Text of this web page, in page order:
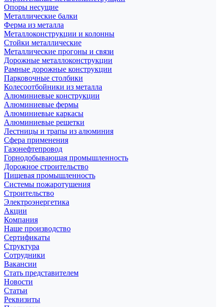
Опоры несущие
Металлические балки
Ферма из металла
Металлоконструкции и колонны
Стойки металлические
Металлические прогоны и связи
Дорожные металлоконструкции
Рамные дорожные конструкции
Парковочные столбики
Колесоотбойники из металла
Алюминиевые конструкции
Алюминиевые фермы
Алюминиевые каркасы
Алюминиевые решетки
Лестницы и трапы из алюминия
Сфера применения
Газонефтепровод
Горнодобывающая промышленность
Дорожное строительство
Пищевая промышленность
Системы пожаротушения
Строительство
Электроэнергетика
Акции
Компания
Наше производство
Сертификаты
Структура
Сотрудники
Вакансии
Стать представителем
Новости
Статьи
Реквизиты